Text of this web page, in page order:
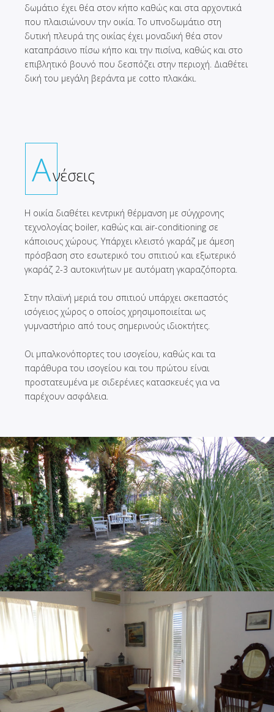
δωμάτιο έχει θέα στον κήπο καθώς και στα αρχοντικά
που πλαισιώνουν την οικία. Το υπνοδωμάτιο στη
δυτική πλευρά της οικίας έχει μοναδική θέα στον
καταπράσινο πίσω κήπο και την πισίνα, καθώς και στο
επιβλητικό βουνό που δεσπόζει στην περιοχή. Διαθέτει
δική του μεγάλη βεράντα με cotto πλακάκι.
Ανέσεις
Η οικία διαθέτει κεντρική θέρμανση με σύγχρονης
τεχνολογίας boiler, καθώς και air-conditioning σε
κάποιους χώρους. Υπάρχει κλειστό γκαράζ με άμεση
πρόσβαση στο εσωτερικό του σπιτιού και εξωτερικό
γκαράζ 2-3 αυτοκινήτων με αυτόματη γκαραζόπορτα.
Στην πλαϊνή μεριά του σπιτιού υπάρχει σκεπαστός
ισόγειος χώρος ο οποίος χρησιμοποιείται ως
γυμναστήριο από τους σημερινούς ιδιοκτήτες.
Οι μπαλκονόπορτες του ισογείου, καθώς και τα
παράθυρα του ισογείου και του πρώτου είναι
προστατευμένα με σιδερένιες κατασκευές για να
παρέχουν ασφάλεια.